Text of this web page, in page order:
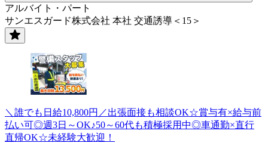
アルバイト・パート
サンエスガード株式会社 本社 交通誘導＜15＞
＼誰でも日給10,800円／出張面接も相談OK☆賞与有×給与前
払い可◎週3日～OK♪50～60代も積極採用中◎車通勤×直行
直帰OK☆未経験大歓迎！